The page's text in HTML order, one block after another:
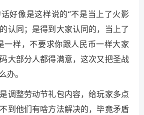
好像是这样说的“不是当上了火影
认同；是得到大家认同的，当上了
一样，不要求你跟人民币一样大家
大部分人都得满意，这次又把圣战
办。
调整劳动节礼包内容，给玩家多点
到他们有啥方法解决的，毕竟矛盾